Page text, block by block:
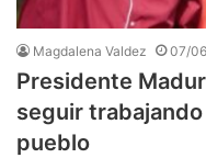
Magdalena Valdez 07/
Presidente
seguir
pueblo